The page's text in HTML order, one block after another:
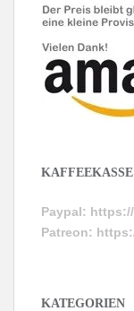
Paypal:
Patreon:
KATEGORIEN